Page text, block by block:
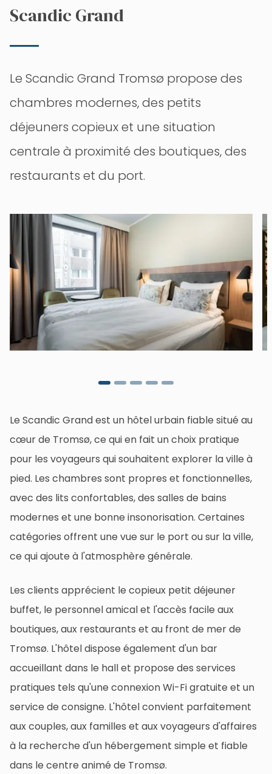
Scandic Grand
Le Scandic Grand Tromsø propose des
chambres modernes, des petits
déjeuners copieux et une situation
centrale à proximité des boutiques, des
restaurants et du port.
Le Scandic Grand est un hôtel urbain fiable situé au
cœur de Tromsø, ce qui en fait un choix pratique
pour les voyageurs qui souhaitent explorer la ville à
pied. Les chambres sont propres et fonctionnelles,
avec des lits confortables, des salles de bains
modernes et une bonne insonorisation. Certaines
catégories offrent une vue sur le port ou sur la ville,
ce qui ajoute à l'atmosphère générale.
Les clients apprécient le copieux petit déjeuner
buffet, le personnel amical et l'accès facile aux
boutiques, aux restaurants et au front de mer de
Tromsø. L'hôtel dispose également d'un bar
accueillant dans le hall et propose des services
pratiques tels qu'une connexion Wi-Fi gratuite et un
service de consigne. L'hôtel convient parfaitement
aux couples, aux familles et aux voyageurs d'affaires
à la recherche d'un hébergement simple et fiable
dans le centre animé de Tromsø.